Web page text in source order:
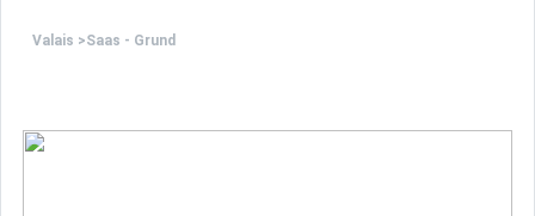
Valais >Saas - Grund